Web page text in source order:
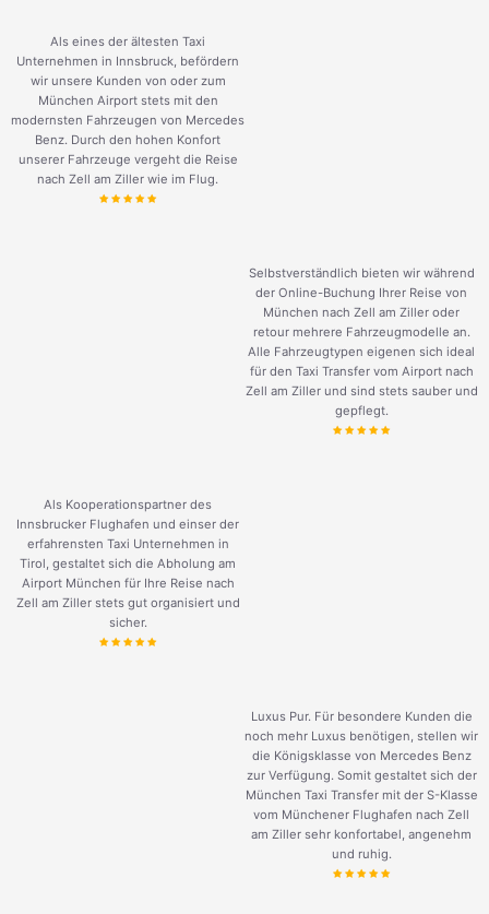
Als eines der ältesten Taxi
Unternehmen in Innsbruck, befördern
wir unsere Kunden von oder zum
München Airport stets mit den
modernsten Fahrzeugen von Mercedes
Benz. Durch den hohen Konfort
unserer Fahrzeuge vergeht die Reise
nach Zell am Ziller wie im Flug.
Selbstverständlich bieten wir während
der Online-Buchung Ihrer Reise von
München nach Zell am Ziller oder
retour mehrere Fahrzeugmodelle an.
Alle Fahrzeugtypen eigenen sich ideal
für den Taxi Transfer vom Airport nach
Zell am Ziller und sind stets sauber und
gepflegt.
Als Kooperationspartner des
Innsbrucker Flughafen und einser der
erfahrensten Taxi Unternehmen in
Tirol, gestaltet sich die Abholung am
Airport München für Ihre Reise nach
Zell am Ziller stets gut organisiert und
sicher.
Luxus Pur. Für besondere Kunden die
noch mehr Luxus benötigen, stellen wir
die Königsklasse von Mercedes Benz
zur Verfügung. Somit gestaltet sich der
München Taxi Transfer mit der S-Klasse
vom Münchener Flughafen nach Zell
am Ziller sehr konfortabel, angenehm
und ruhig.